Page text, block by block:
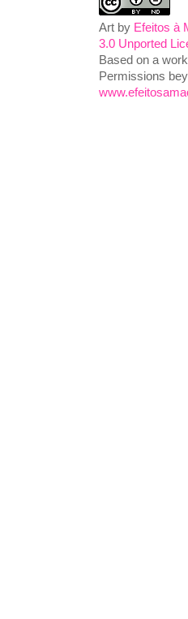
Art by Efeitos à
3.0 Unported
Based on a
Permissions